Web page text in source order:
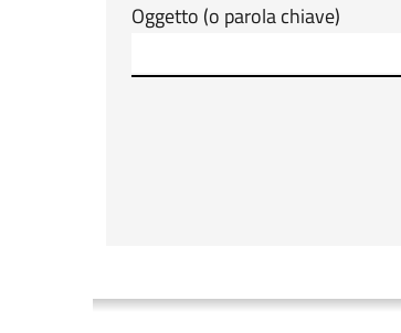
Oggetto (o parola chiave)